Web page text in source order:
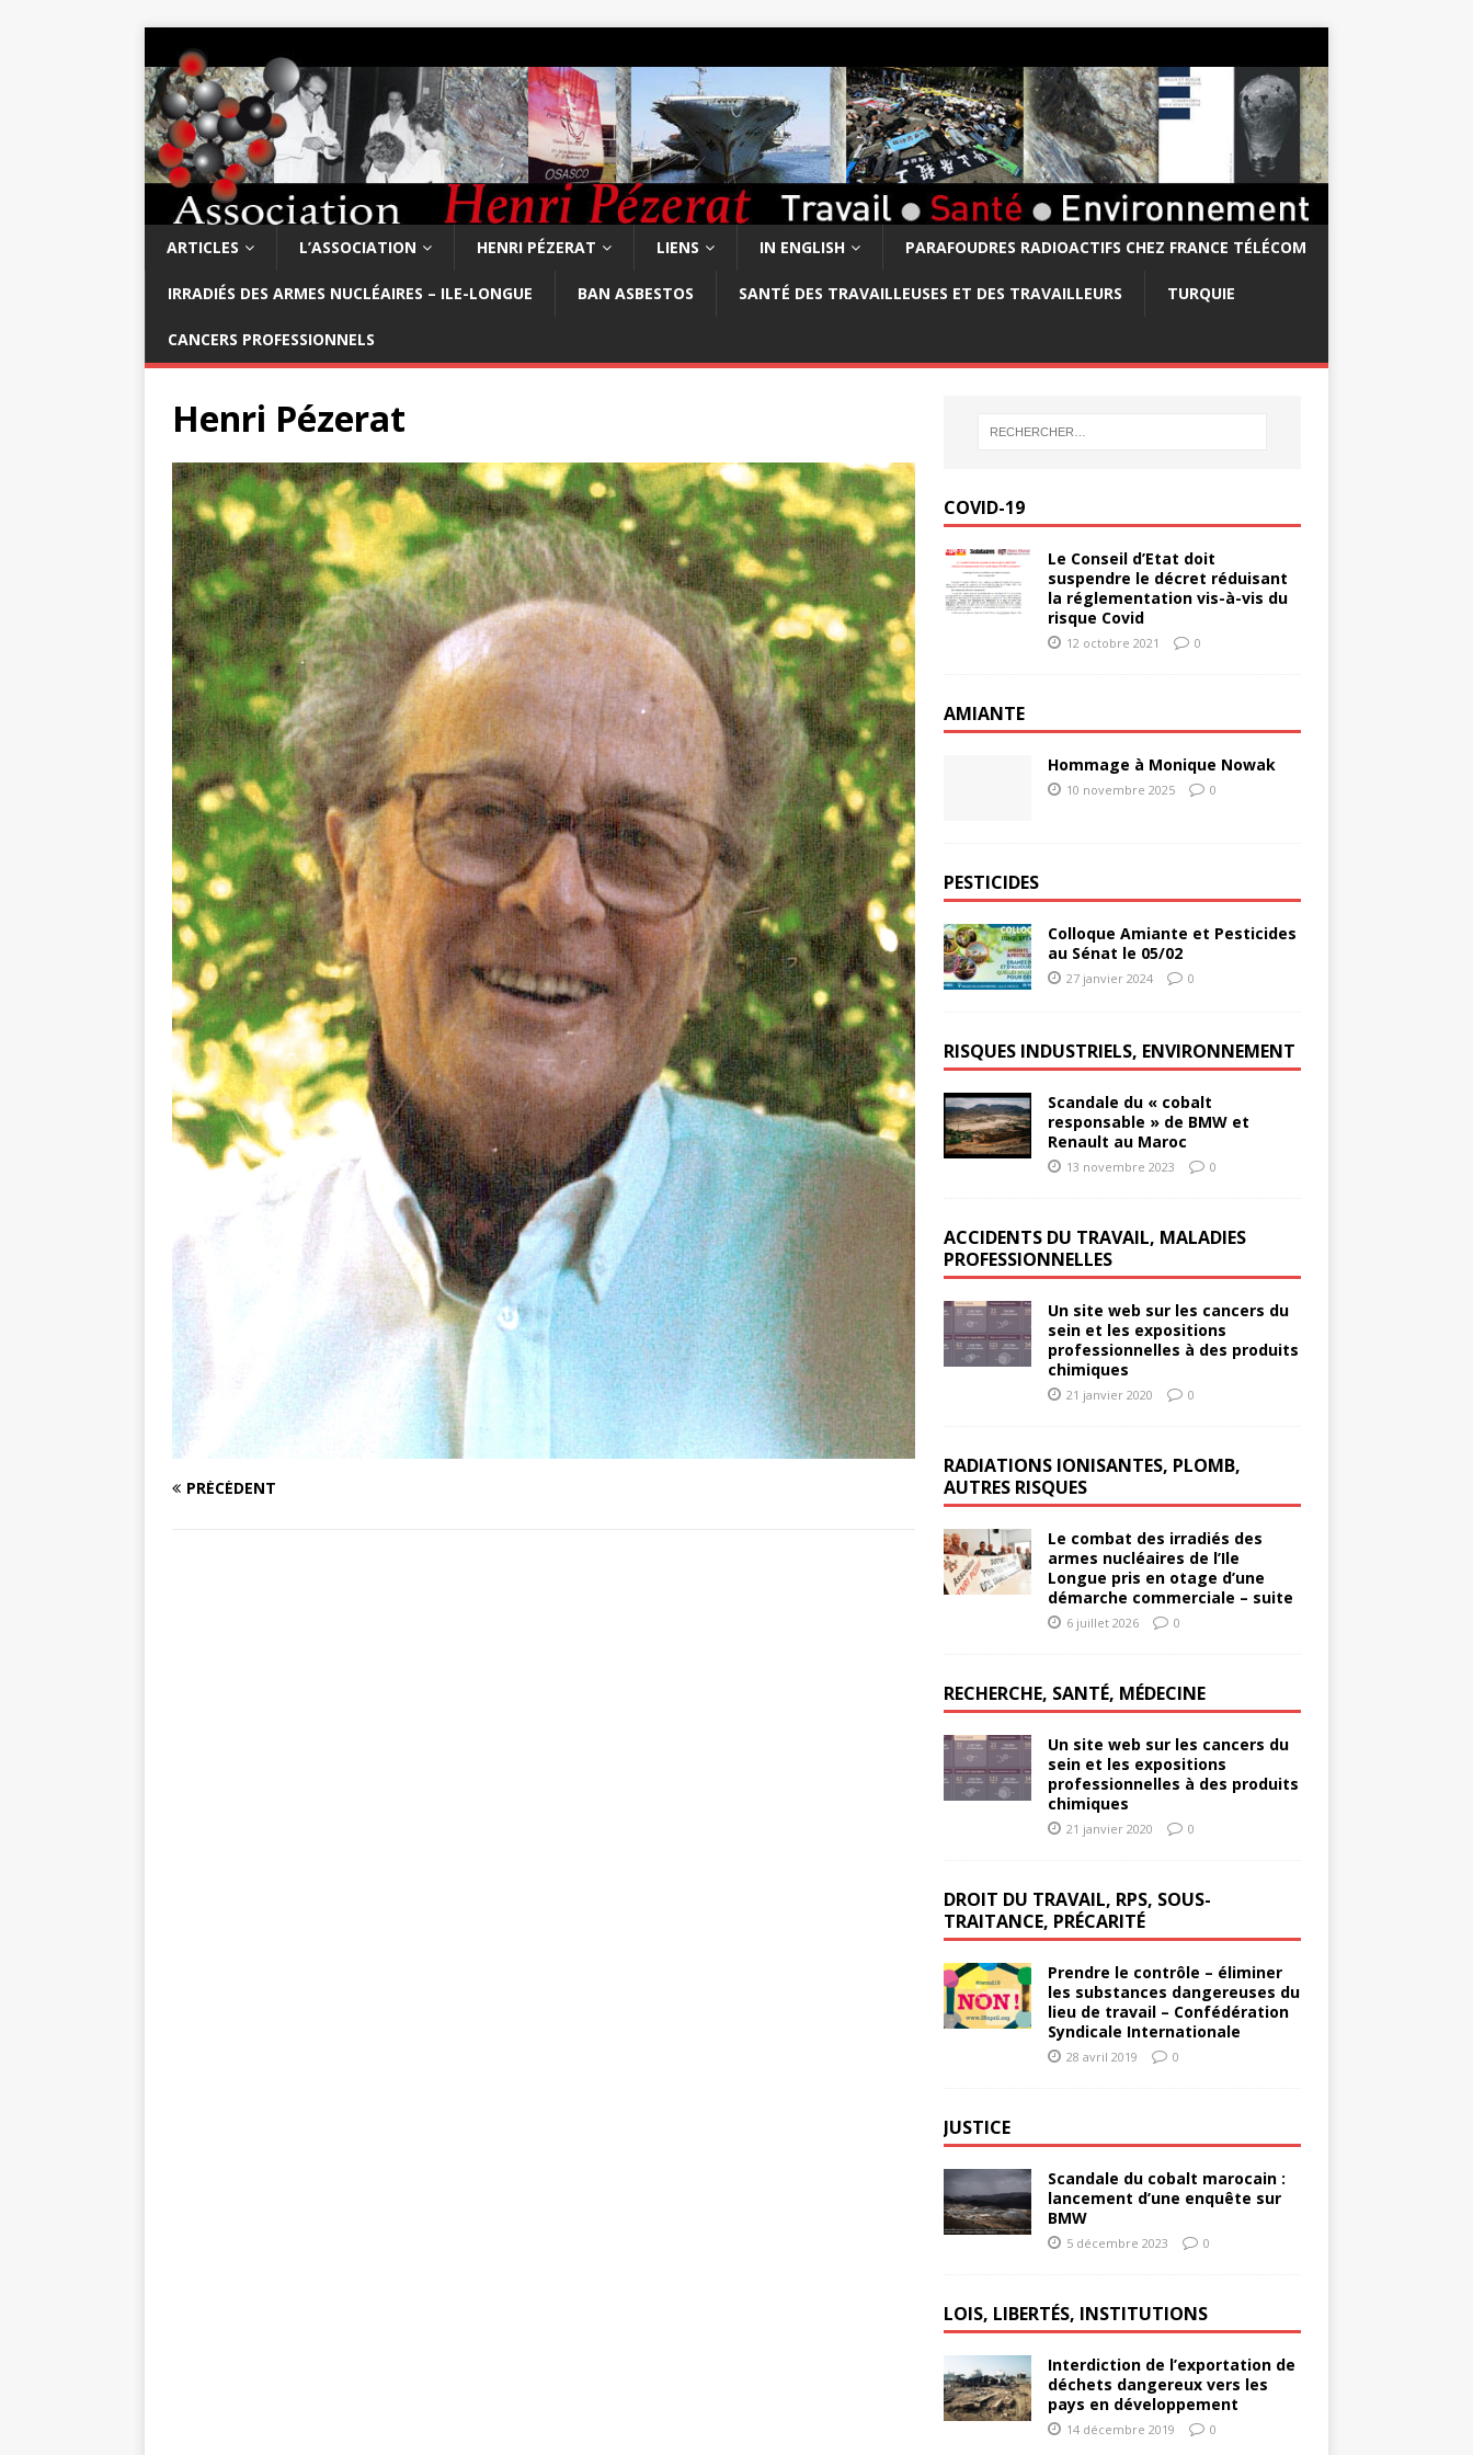
ARTICLES L’ASSOCIATION HENRI PÉZERAT LIENS IN ENGLISH PARAFOUDRES RADIOACTIFS CHEZ FRANCE TÉLÉCOM
IRRADIÉS DES ARMES NUCLÉAIRES – ILE-LONGUE BAN ASBESTOS SANTÉ DES TRAVAILLEUSES ET DES TRAVAILLEURS TURQUIE
CANCERS PROFESSIONNELS
Henri Pézerat
PRÉCÉDENT
COVID-19
Le Conseil d’Etat doit
suspendre le décret réduisant
la réglementation vis-à-vis du
risque Covid
12 octobre 2021 0
AMIANTE
Hommage à Monique Nowak
10 novembre 2025 0
PESTICIDES
Colloque Amiante et Pesticides
au Sénat le 05/02
27 janvier 2024 0
RISQUES INDUSTRIELS, ENVIRONNEMENT
Scandale du « cobalt
responsable » de BMW et
Renault au Maroc
13 novembre 2023 0
ACCIDENTS DU TRAVAIL, MALADIES
PROFESSIONNELLES
Un site web sur les cancers du
sein et les expositions
professionnelles à des produits
chimiques
21 janvier 2020 0
RADIATIONS IONISANTES, PLOMB,
AUTRES RISQUES
Le combat des irradiés des
armes nucléaires de l’Ile
Longue pris en otage d’une
démarche commerciale – suite
6 juillet 2026 0
RECHERCHE, SANTÉ, MÉDECINE
Un site web sur les cancers du
sein et les expositions
professionnelles à des produits
chimiques
21 janvier 2020 0
DROIT DU TRAVAIL, RPS, SOUS-
TRAITANCE, PRÉCARITÉ
Prendre le contrôle – éliminer
les substances dangereuses du
lieu de travail – Confédération
Syndicale Internationale
28 avril 2019 0
JUSTICE
Scandale du cobalt marocain :
lancement d’une enquête sur
BMW
5 décembre 2023 0
LOIS, LIBERTÉS, INSTITUTIONS
Interdiction de l’exportation de
déchets dangereux vers les
pays en développement
14 décembre 2019 0